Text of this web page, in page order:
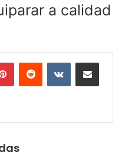
a calidad
PinterestReddit VKontakteCompartir por